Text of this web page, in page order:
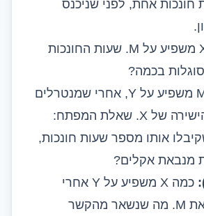
חונכות אחת, לפני שניכנס
כמה X משפיע על M. שעות החונכות
בכמה?
כמה M משפיע על Y, אחרי שמנטרלים
את ההשפעה הישירה של X. שאלת המפתח:
אותו מספר שעות חונכות,
מנבאת אקלים?
כמה X משפיע על Y אחרי
שכבר נטרלנו את M. מה שנשאר מהקשר